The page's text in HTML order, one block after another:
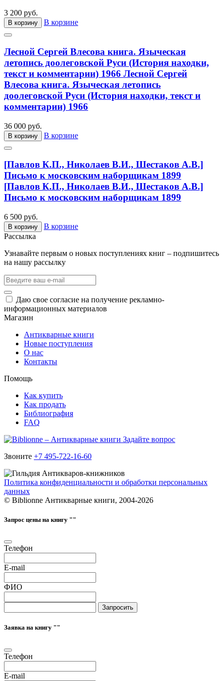
3 200 руб.
В корзину В корзине
Лесной Сергей Влесова книга. Языческая
летопись доолеговской Руси (История находки,
текст и комментарии) 1966 Лесной Сергей
Влесова книга. Языческая летопись
доолеговской Руси (История находки, текст и
комментарии) 1966
36 000 руб.
В корзину В корзине
[Павлов К.П., Николаев В.И., Шестаков А.В.]
Письмо к московским наборщикам 1899
[Павлов К.П., Николаев В.И., Шестаков А.В.]
Письмо к московским наборщикам 1899
6 500 руб.
В корзину
В корзине
Рассылка
Узнавайте первым о новых поступлениях книг – подпишитесь
на нашу рассылку
Даю свое согласие на получение рекламно-
информационных материалов
Магазин
Антикварные книги
Новые поступления
О нас
Контакты
Помощь
Как купить
Как продать
Библиография
FAQ
Задайте вопрос
Звоните +7 495-722-16-60
Политика конфиденциальности и обработки персональных
данных
© Biblionne Антикварные книги, 2004-2026
Запрос цены на книгу ""
Телефон
E-mail
ФИО
Запросить
Заявка на книгу ""
Телефон
E-mail